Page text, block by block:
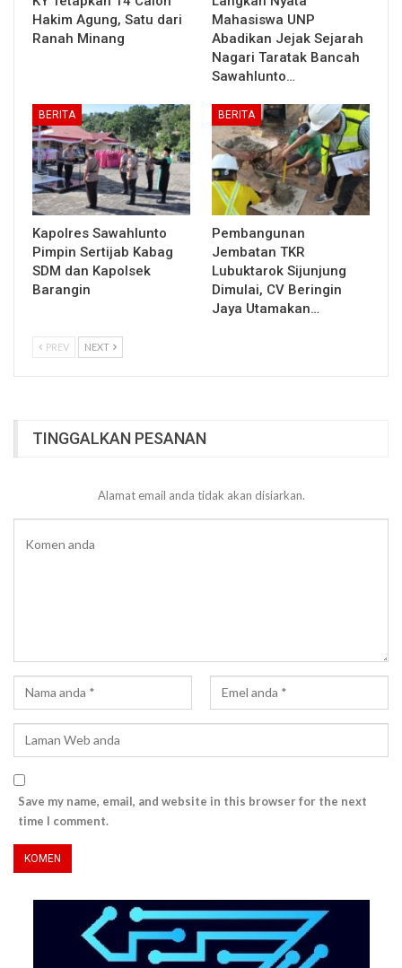
Hakim Agung, Satu dari
Ranah Minang
Mahasiswa UNP
Abadikan Jejak Sejarah
Nagari Taratak Bancah
Sawahlunto…
BERITA
Kapolres Sawahlunto
Pimpin Sertijab Kabag
SDM dan Kapolsek
Barangin
BERITA
Pembangunan
Jembatan TKR
Lubuktarok Sijunjung
Dimulai, CV Beringin
Jaya Utamakan…
PREV NEXT
TINGGALKAN PESANAN
Alamat email anda tidak akan disiarkan.
Save my name, email, and website in this browser for the next
time I comment.